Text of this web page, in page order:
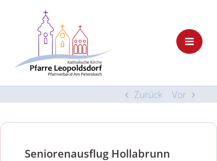
Zurück Vor
Seniorenausflug Hollabrunn